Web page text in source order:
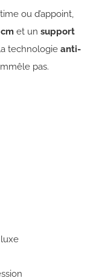
ou d’appoint,
et un support
technologie anti-
pas.